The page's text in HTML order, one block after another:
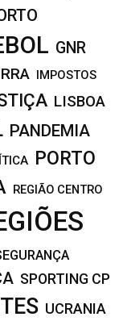
GNR
IMPOSTOS
LISBOA
PANDEMIA
PORTO
REGIÃO CENTRO
SPORTING CP
UCRANIA